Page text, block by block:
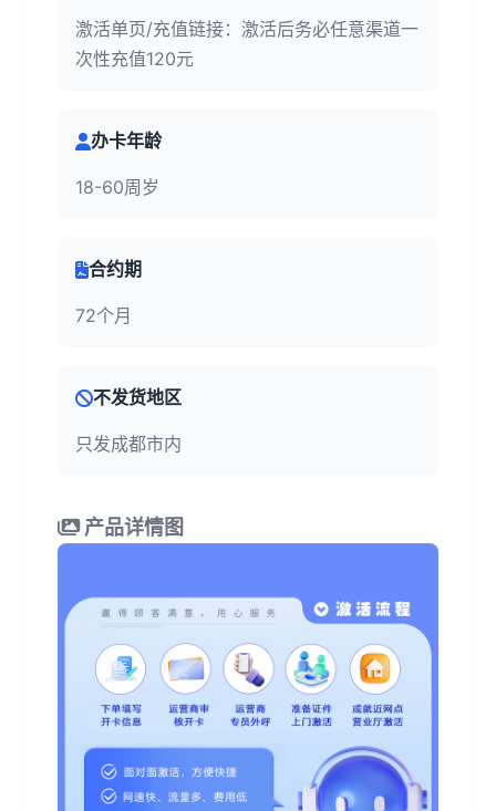
激活单页/充值链接：激活后务必任意渠道一
次性充值120元
办卡年龄
18-60周岁
合约期
72个月
不发货地区
只发成都市内
产品详情图